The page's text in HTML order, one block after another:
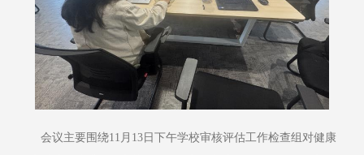
会议主要围绕11月13日下午学校审核评估工作检查组对健康